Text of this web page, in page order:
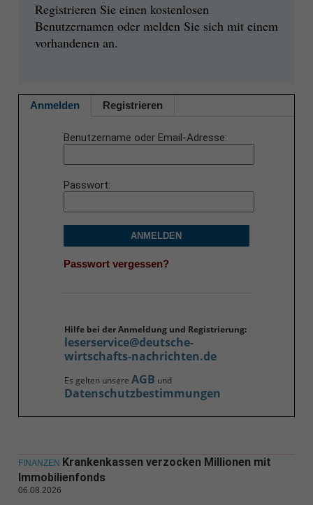
Registrieren Sie einen kostenlosen
Benutzernamen oder melden Sie sich mit einem
vorhandenen an.
Anmelden Registrieren
Benutzername oder Email-Adresse
Passwort
ANMELDEN
Passwort vergessen?
Hilfe bei der Anmeldung und Registrierung:
leserservice@deutsche-
wirtschafts-nachrichten.de
Es gelten unsere AGB und
Datenschutzbestimmungen
FINANZEN Krankenkassen verzocken Millionen mit
Immobilienfonds
06.08.2026